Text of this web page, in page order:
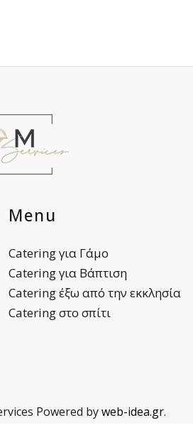
Menu
Catering για Γάμο
Catering για Βάπτιση
Catering έξω από την εκκλησία
Catering στο σπίτι
Powered byweb-idea.gr.